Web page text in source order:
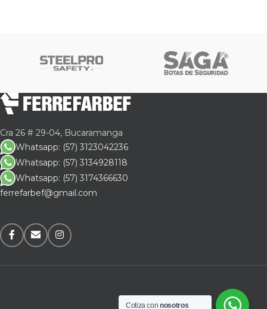
Cra 26 # 29-04, Bucaramanga
Whatsapp: (57) 3123042236
Whatsapp: (57) 3134928118
Whatsapp: (57) 3174366630
ferrefarbef@gmail.com
Cotiza connosotros